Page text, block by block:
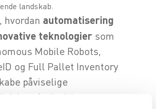
landskab.
hvordan automatisering
teknologiersom
Mobile Robots,
og Full Pallet Inventory
påviselige